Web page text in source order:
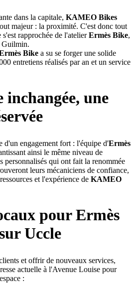
dans la capitale, KAMEO Bikes
majeur : la proximité. C'est donc tout
rapprochée de l'atelierErmès Bike,
Guilmin.
Bike a su se forger une solide
entretiens réalisés par an et un service
inchangée, une
d'un engagement fort : l'équipe d'Ermès
ainsi le même niveau de
personnalisés qui ont fait la renommée
leurs mécaniciens de confiance,
et l'expérience de KAMEO
pour Ermès
Uccle
et offrir de nouveaux services,
actuelle à l'Avenue Louise pour
: